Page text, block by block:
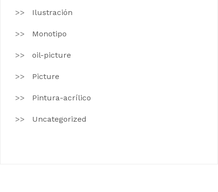
Ilustración
Monotipo
oil-picture
Picture
Pintura-acrílico
Uncategorized